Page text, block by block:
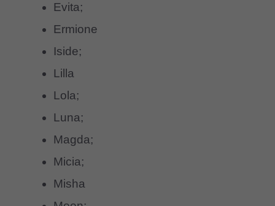
Evita;
Ermione
Iside;
Lilla
Lola;
Luna;
Magda;
Micia;
Misha